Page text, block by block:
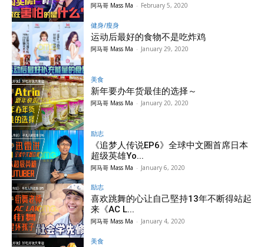
阿马哥 Mass Ma - February 5, 2020
健身/瘦身
运动后最好的食物不是吃炸鸡
阿马哥 Mass Ma - January 29, 2020
美食
新年要办年货最佳的选择～
阿马哥 Mass Ma - January 20, 2020
励志
《追梦人传说EP6》全球中文圈首席日本
超级英雄Yo...
阿马哥 Mass Ma - January 6, 2020
励志
喜欢跳舞的心让自己堅持13年不断得站起
来《AC L...
阿马哥 Mass Ma - January 4, 2020
美食